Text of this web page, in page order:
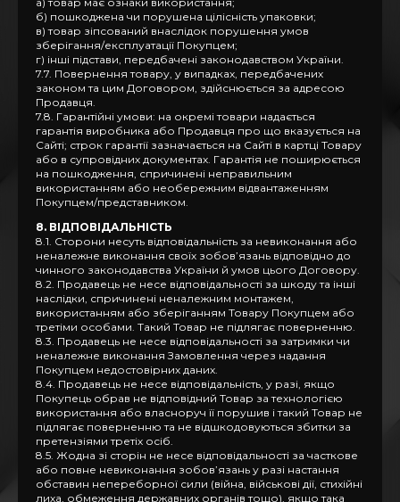
б) пошкоджена чи порушена цілісність упаковки;
в) товар зіпсований внаслідок порушення умов
зберігання/експлуатації Покупцем;
г) інші підстави, передбачені законодавством України.
7.7. Повернення товару, у випадках, передбачених
законом та цим Договором, здійснюється за адресою
Продавця.
7.8. Гарантійні умови: на окремі товари надається
гарантія виробника або Продавця про що вказується на
Сайті; строк гарантії зазначається на Сайті в картці Товару
або в супровідних документах. Гарантія не поширюється
на пошкодження, спричинені неправильним
використанням або необережним відвантаженням
Покупцем/представником.
8. ВІДПОВІДАЛЬНІСТЬ
8.1. Сторони несуть відповідальність за невиконання або
неналежне виконання своїх зобов’язань відповідно до
чинного законодавства України й умов цього Договору.
8.2. Продавець не несе відповідальності за шкоду та інші
наслідки, спричинені неналежним монтажем,
використанням або зберіганням Товару Покупцем або
третіми особами. Такий Товар не підлягає поверненню.
8.3. Продавець не несе відповідальності за затримки чи
неналежне виконання Замовлення через надання
Покупцем недостовірних даних.
8.4. Продавець не несе відповідальність, у разі, якщо
Покупець обрав не відповідний Товар за технологією
використання або власноруч її порушив і такий Товар не
підлягає поверненню та не відшкодовуються збитки за
претензіями третіх осіб.
8.5. Жодна зі сторін не несе відповідальності за часткове
або повне невиконання зобов’язань у разі настання
обставин непереборної сили (війна, військові дії, стихійні
лиха, обмеження державних органів тощо), якщо така